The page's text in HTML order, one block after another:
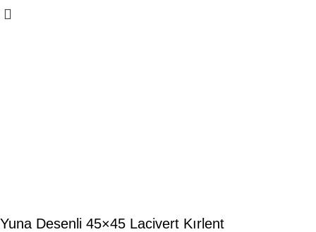
Yuna Desenli 45×45 Lacivert Kırlent